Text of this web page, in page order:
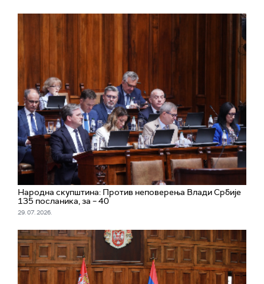
Народна скупштина: Против неповерења Влади Србије
135 посланика, за – 40
29. 07. 2026.